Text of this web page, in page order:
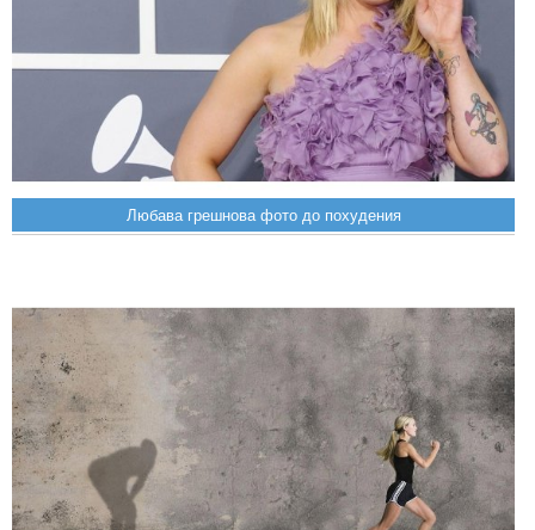
Любава грешнова фото до похудения